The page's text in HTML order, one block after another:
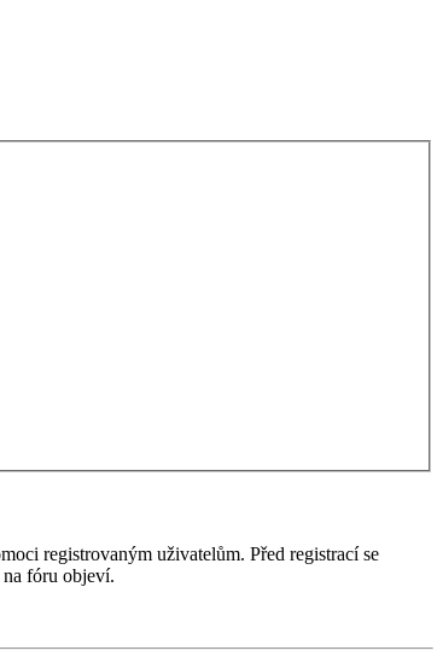
registrovaným uživatelům. Před registrací se
na fóru objeví.